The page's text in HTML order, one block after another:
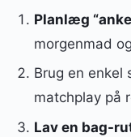
Planlæg
morgenmad
Brug en enkel
matchplay på
Lav en bag-